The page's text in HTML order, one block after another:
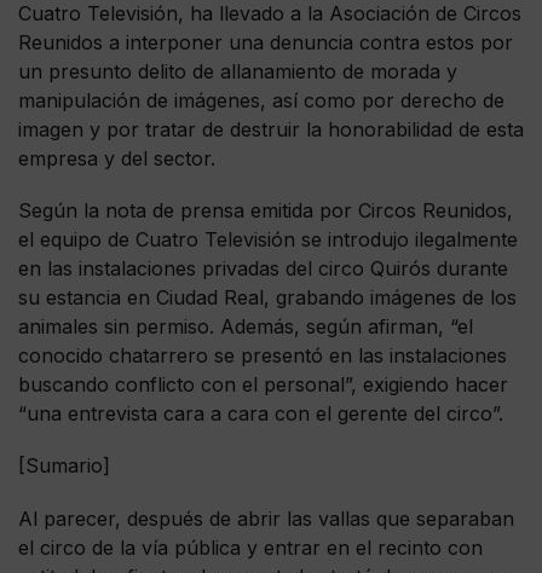
Cuatro Televisión, ha llevado a la Asociación de Circos
Reunidos a interponer una denuncia contra estos por
un presunto delito de allanamiento de morada y
manipulación de imágenes, así como por derecho de
imagen y por tratar de destruir la honorabilidad de esta
empresa y del sector.
Según la nota de prensa emitida por Circos Reunidos,
el equipo de Cuatro Televisión se introdujo ilegalmente
en las instalaciones privadas del circo Quirós durante
su estancia en Ciudad Real, grabando imágenes de los
animales sin permiso. Además, según afirman, “el
conocido chatarrero se presentó en las instalaciones
buscando conflicto con el personal”, exigiendo hacer
“una entrevista cara a cara con el gerente del circo”.
[Sumario]
Al parecer, después de abrir las vallas que separaban
el circo de la vía pública y entrar en el recinto con